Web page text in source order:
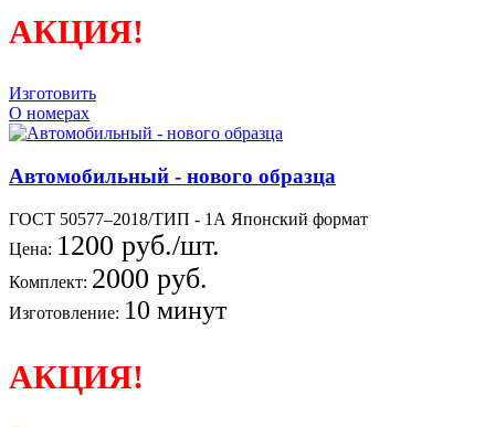
АКЦИЯ!
Изготовить
О номерах
Автомобильный - нового образца
ГОСТ 50577–2018/ТИП - 1А Японский формат
Цена: 1200 руб./шт.
Комплект: 2000 руб.
Изготовление: 10 минут
АКЦИЯ!